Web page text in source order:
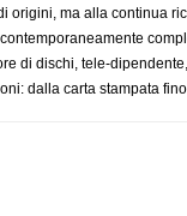
origini, ma alla continua
di dischi, tele-
dalla carta stampata